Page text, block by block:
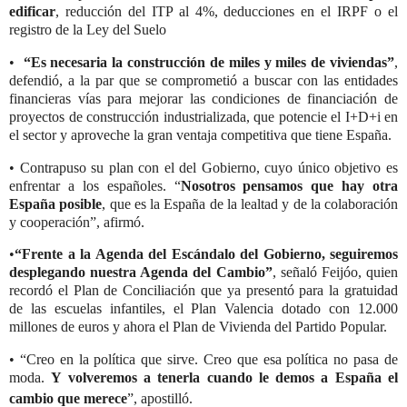
edificar, reducción del ITP al 4%, deducciones en el IRPF o el
registro de la Ley del Suelo
• “Es necesaria la construcción de miles y miles de viviendas”,
defendió, a la par que se comprometió a buscar con las entidades
financieras vías para mejorar las condiciones de financiación de
proyectos de construcción industrializada, que potencie el I+D+i en
el sector y aproveche la gran ventaja competitiva que tiene España.
• Contrapuso su plan con el del Gobierno, cuyo único objetivo es
enfrentar a los españoles. “Nosotros pensamos que hay otra
España posible, que es la España de la lealtad y de la colaboración
y cooperación”, afirmó.
•“Frente a la Agenda del Escándalo del Gobierno, seguiremos
desplegando nuestra Agenda del Cambio”, señaló Feijóo, quien
recordó el Plan de Conciliación que ya presentó para la gratuidad
de las escuelas infantiles, el Plan Valencia dotado con 12.000
millones de euros y ahora el Plan de Vivienda del Partido Popular.
• “Creo en la política que sirve. Creo que esa política no pasa de
moda.Y volveremos a tenerla cuando le demos a España el
cambio que merece”, apostilló.